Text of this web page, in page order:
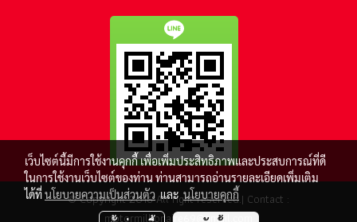
© Copyright 2016 All right reserved.| Contact :
motormillionaire69@gmail.com
เว็บไซต์นี้มีการใช้งานคุกกี้ เพื่อเพิ่มประสิทธิภาพและประสบการณ์ที่ดี
ในการใช้งานเว็บไซต์ของท่าน ท่านสามารถอ่านรายละเอียดเพิ่มเติม
ได้ที่นโยบายความเป็นส่วนตัว และนโยบายคุกกี้